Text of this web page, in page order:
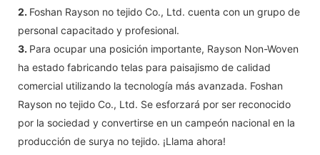
2. Foshan Rayson no tejido Co., Ltd. cuenta con un grupo de
personal capacitado y profesional.
3. Para ocupar una posición importante, Rayson Non-Woven
ha estado fabricando telas para paisajismo de calidad
comercial utilizando la tecnología más avanzada. Foshan
Rayson no tejido Co., Ltd. Se esforzará por ser reconocido
por la sociedad y convertirse en un campeón nacional en la
producción de surya no tejido. ¡Llama ahora!